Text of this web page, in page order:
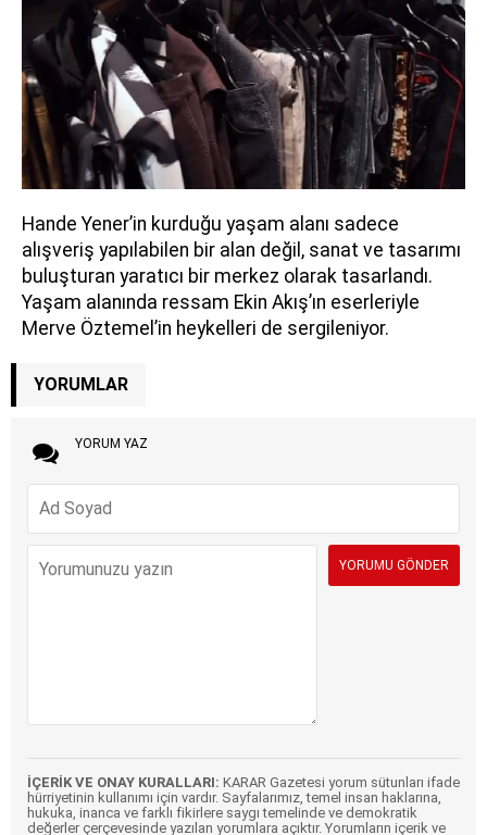
Hande Yener’in kurduğu yaşam alanı sadece
alışveriş yapılabilen bir alan değil, sanat ve tasarımı
buluşturan yaratıcı bir merkez olarak tasarlandı.
Yaşam alanında ressam Ekin Akış’ın eserleriyle
Merve Öztemel’in heykelleri de sergileniyor.
YORUMLAR
YORUM YAZ
İÇERİK VE ONAY KURALLARI: KARAR Gazetesi yorum sütunları ifade
hürriyetinin kullanımı için vardır. Sayfalarımız, temel insan haklarına,
hukuka, inanca ve farklı fikirlere saygı temelinde ve demokratik
değerler çerçevesinde yazılan yorumlara açıktır. Yorumların içerik ve